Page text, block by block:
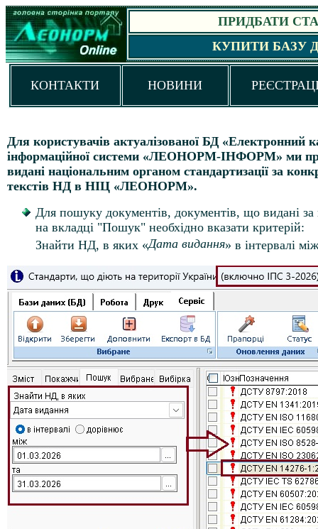
ПРИДБАТИ
КУПИТИ БАЗУ
КОНТАКТИ НОВИНИ
Для користувачів актуалізованої БД «Електронний
інформаційної системи «ЛЕОНОРМ-ІНФОРМ» ми
видані національним органом стандартизації за
текстів НД в НІЦ «ЛЕОНОРМ».
Для пошуку документів, документів, що видані
на вкладці "Пошук" необхідно вказати критерій:
Знайти НД, в яких «Дата видання» в інтервалі